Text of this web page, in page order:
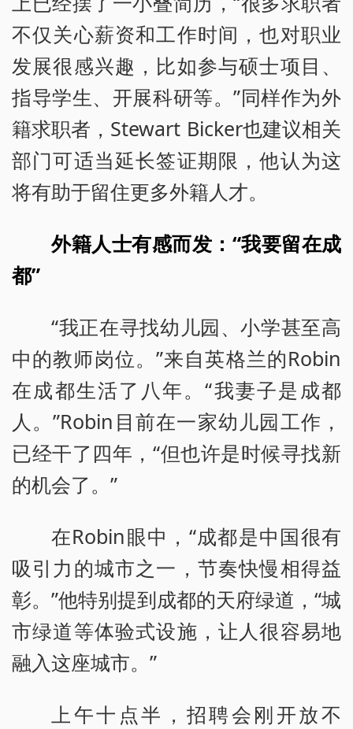
不仅关心薪资和工作时间，也对职业
发展很感兴趣，比如参与硕士项目、
指导学生、开展科研等。”同样作为外
籍求职者，Stewart Bicker也建议相关
部门可适当延长签证期限，他认为这
将有助于留住更多外籍人才。
外籍人士有感而发：“我要留在成
都”
“我正在寻找幼儿园、小学甚至高
中的教师岗位。”来自英格兰的Robin
在成都生活了八年。“我妻子是成都
人。”Robin目前在一家幼儿园工作，
已经干了四年，“但也许是时候寻找新
的机会了。”
在Robin眼中，“成都是中国很有
吸引力的城市之一，节奏快慢相得益
彰。”他特别提到成都的天府绿道，“城
市绿道等体验式设施，让人很容易地
融入这座城市。”
上午十点半，招聘会刚开放不